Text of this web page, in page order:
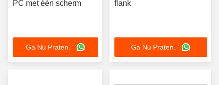
PC met één scherm
Ga Nu Praten. '
flank
Ga Nu Praten. '